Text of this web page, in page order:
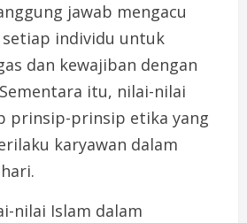
jawab mengacu
setiap individu untuk
dan kewajiban dengan
itu, nilai-nilai
prinsip-prinsip etika yang
karyawan dalam
nilai Islam dalam